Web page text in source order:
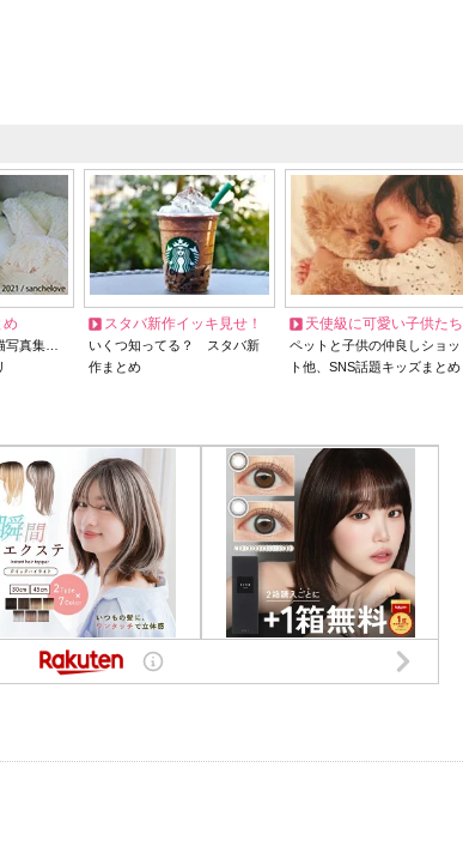
め
写真集…
スタバ新作イッキ見せ！
いくつ知ってる？ スタバ新
作まとめ
天使級に可愛い子供たち
ペットと子供の仲良しショッ
ト他、SNS話題キッズまとめ